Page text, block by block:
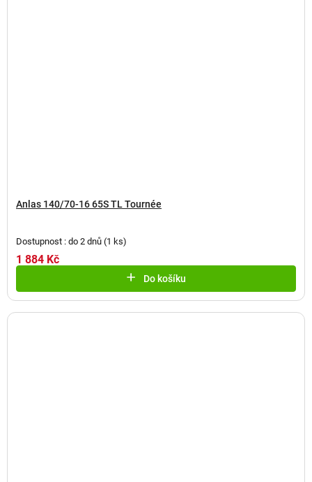
Anlas 140/70-16 65S TL Tournée
Dostupnost : do 2 dnů (1 ks)
1 884 Kč
Do košíku